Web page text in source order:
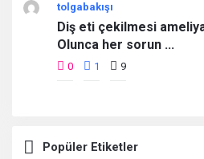
tolgabakışı
Diş eti çekilmesi
Olunca her sorun ...
0 1 9
Popüler Etiketler